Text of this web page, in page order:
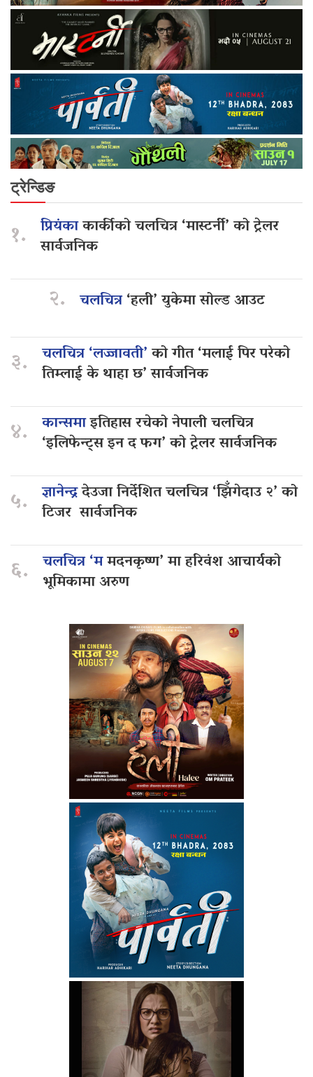
ट्रेन्डिङ
१. प्रियंकाकार्कीको चलचित्र ‘मास्टर्नी’ को ट्रेलर
सार्वजनिक
२. चलचित्र‘हली’ युकेमा सोल्ड आउट
३. चलचित्र ‘लज्जावती’को गीत ‘मलाई पिर परेको
तिम्लाई के थाहा छ’ सार्वजनिक
४. कान्समाइतिहास रचेको नेपाली चलचित्र
‘इलिफेन्ट्स इन द फग’ को ट्रेलर सार्वजनिक
५. ज्ञानेन्द्रदेउजा निर्देशित चलचित्र ‘झिँगेदाउ २’ को
टिजर सार्वजनिक
६. चलचित्र ‘ममदनकृष्ण’ मा हरिवंश आचार्यको
भूमिकामा अरुण